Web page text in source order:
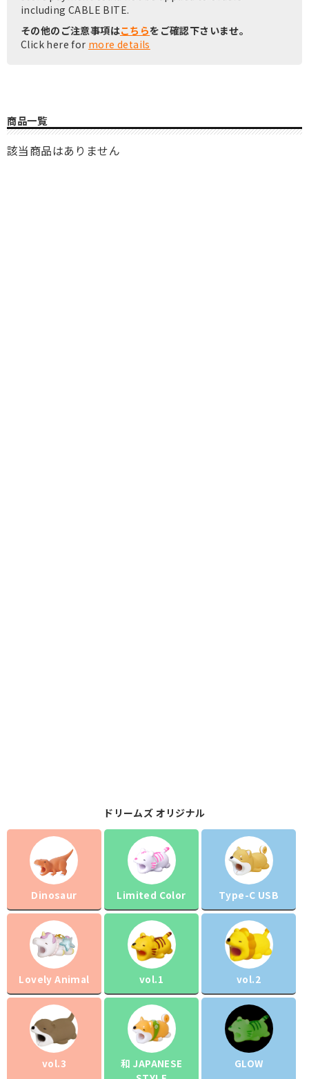
including CABLE BITE.
その他のご注意事項はこちらをご確認下さいませ。
Click here for more details
商品一覧
該当商品はありません
ドリームズ オリジナル
Dinosaur Limited Color Type-C USB
Lovely Animal vol.1 vol.2
vol.3
和 JAPANESE
GLOW